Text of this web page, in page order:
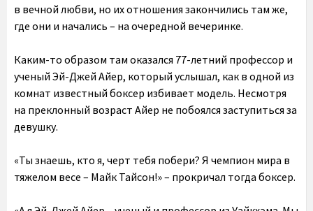
в вечной любви, но их отношения закончились там же,
где они и начались – на очередной вечеринке.
Каким-то образом там оказался 77-летний профессор и
ученый Эй-Джей Айер, который услышал, как в одной из
комнат известный боксер избивает модель. Несмотря
на преклонный возраст Айер не побоялся заступиться за
девушку.
«Ты знаешь, кто я, черт тебя побери? Я чемпион мира в
тяжелом весе – Майк Тайсон!» – прокричал тогда боксер.